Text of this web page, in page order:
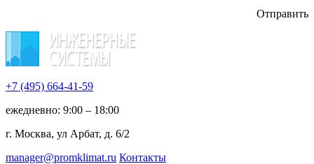
Отправить
+7 (495) 664-41-59
ежедневно: 9:00 – 18:00
г. Москва, ул Арбат, д. 6/2
manager@promklimat.ru Контакты